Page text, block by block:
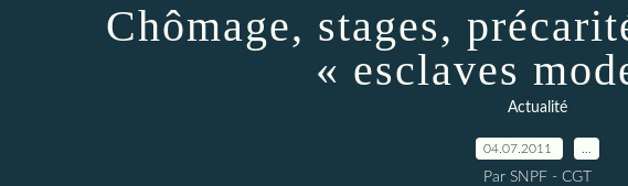
Chômage, stages,
« esclaves
Actualité
04.07.2011
Par SNPF - CGT